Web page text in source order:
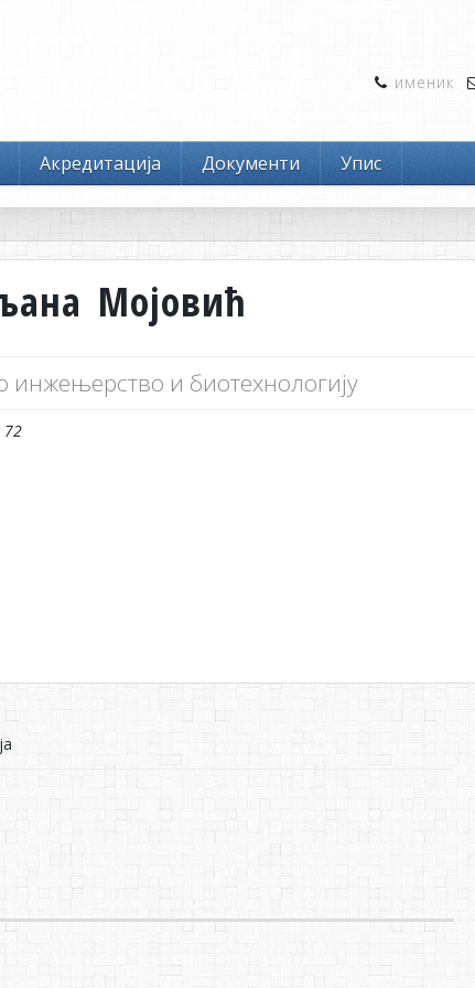
именик
Акредитација Документи Упис
Мојовић
инжењерство и биотехнологију
72